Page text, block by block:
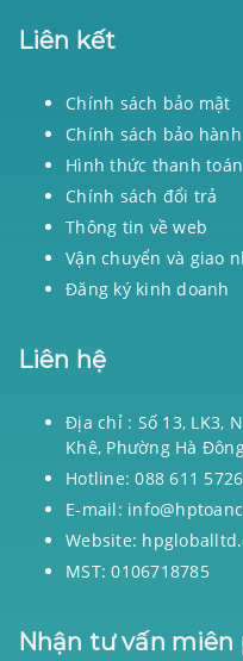
Liên kết
Chính sách bảo mật
Chính sách bảo hành
Hình thức thanh toán
Chính sách đổi trả
Thông tin về web
Vận chuyển và giao
Đăng ký kinh doanh
Liên hệ
Địa chỉ : Số 13, LK3,
Khê, Phường Hà
Hotline: 088 611 5726
E-mail:
Website:
MST: 0106718785
Nhận tư vấn miên